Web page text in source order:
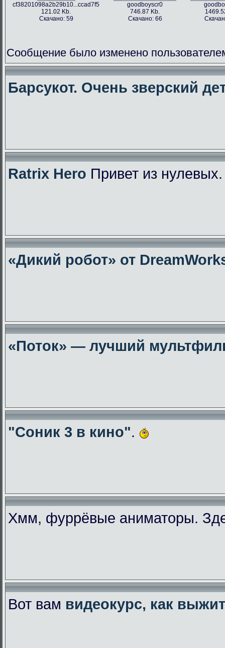
cf38201098a2b29b10...ccad7f5
121.02 Kb.
Скачано: 59
goodboyscr0
746.87 Kb.
Скачано: 66
Сообщение было изменено
Барсукот. Очень зверский
Ratrix Hero Привет из
«Дикий робот» от
«Поток» — лучший
"Соник 3 в кино".
Хмм, фуррёвые аниматоры.
Вот вам видеокурс, как